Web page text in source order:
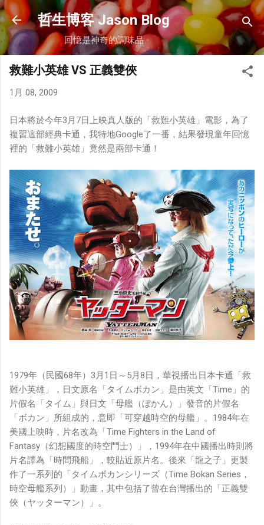
跳到主要內容
哲生博客 Jason Blog
回憶是神奇的調味品
救難小英雄 VS 正義雙俠
1月 08, 2009
日本將於今年3月7日上映真人版的「救難小英雄」電影，為了
複習這部經典卡通，我特地Google了一番，結果發現童年回憶
裡的「救難小英雄」竟然是兩部卡通！
1979年（民國68年）3月1日～5月8日，華視播出日本卡通「救
難小英雄」，日文原名「タイムボカン」是由英文「Time」的
片假名「タイム」與日文「母艦（ぼかん）」發音的片假名
「ボカン」所組成的，意即「可穿越時空的母艦」。1984年在
美國上映時，片名改為「Time Fighters in the Land of
Fantasy（幻想國度的時空鬥士）」，1994年在中國播出時則將
片名譯為「時間飛船」，較貼近原片名。後來「龍之子」更製
作了一系列的「タイムボカンシリーズ（Time Bokan Series，
時空母艦系列）」動畫，其中包括了曾在台灣播出的「正義雙
俠（ヤッターマン）」。